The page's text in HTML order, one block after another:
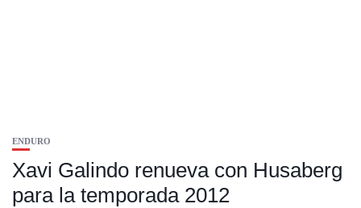
ENDURO
Xavi Galindo renueva con Husaberg
para la temporada 2012